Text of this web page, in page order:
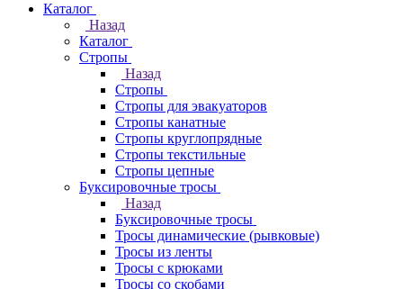
Каталог
Назад
Каталог
Стропы
Назад
Стропы
Стропы для эвакуаторов
Стропы канатные
Стропы круглопрядные
Стропы текстильные
Стропы цепные
Буксировочные тросы
Назад
Буксировочные тросы
Тросы динамические (рывковые)
Тросы из ленты
Тросы с крюками
Тросы со скобами